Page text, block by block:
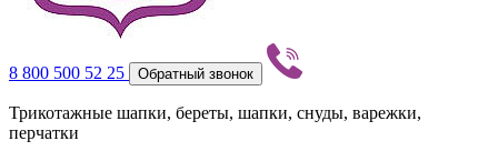
8 800 500 52 25 Обратный звонок
Трикотажные шапки, береты, шапки, снуды, варежки,
перчатки